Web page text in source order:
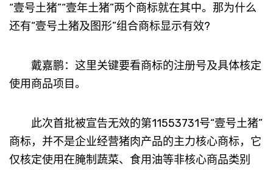
“壹号土猪”“壹年土猪”两个商标就在其中。那为什么
还有“壹号土猪及图形”组合商标显示有效?
戴嘉鹏：这里关键要看商标的注册号及具体核定
使用商品项目。
此次首批被宣告无效的第11553731号“壹号土猪”
商标，并不是企业经营猪肉产品的主力核心商标，它
仅核定使用在腌制蔬菜、食用油等非核心商品类别